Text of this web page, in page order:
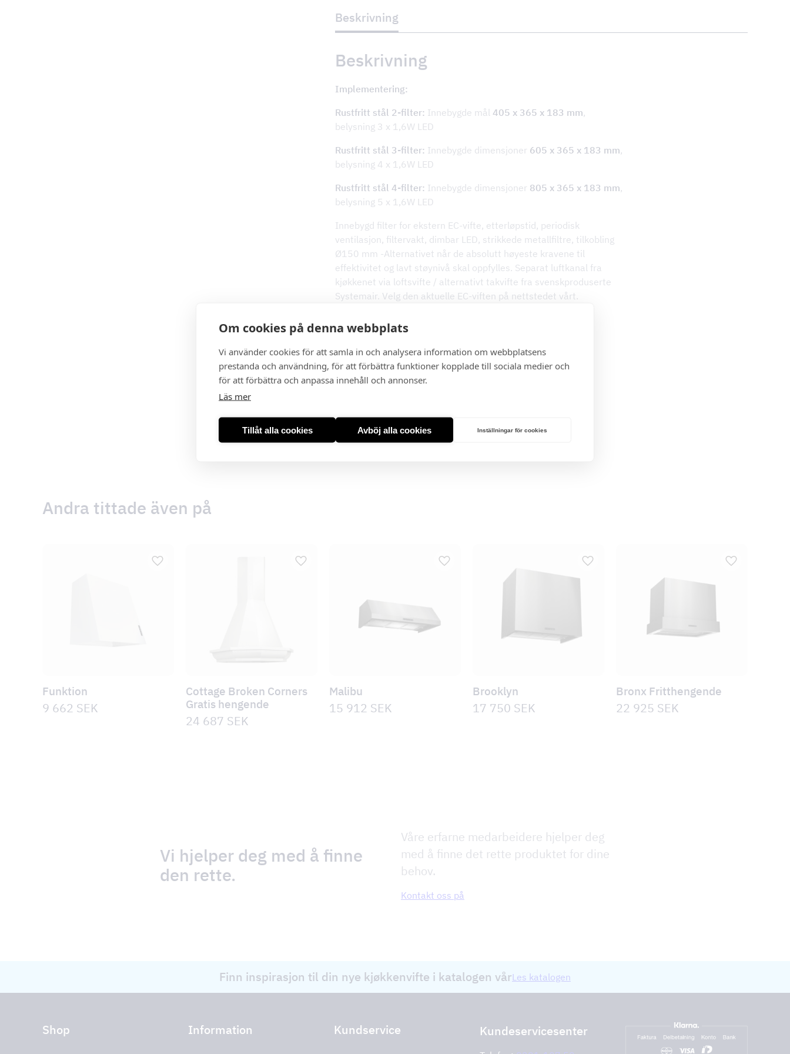
Om cookies på denna webbplats
Vi använder cookies för att samla in och analysera information om webbplatsens
prestanda och användning, för att förbättra funktioner kopplade till sociala medier och
för att förbättra och anpassa innehåll och annonser.
Läs mer
Tillåt alla cookies Avböj alla cookies Inställningar för cookies
på
tak,
vegg,
antall
Beskrivning
Beskrivning
Implementering:
Rustfritt stål 2-filter: Innebygde mål 405 x 365 x 183 mm,
belysning 3 x 1,6W LED
Rustfritt stål 3-filter: Innebygde dimensjoner 605 x 365 x 183 mm,
belysning 4 x 1,6W LED
Rustfritt stål 4-filter: Innebygde dimensjoner 805 x 365 x 183 mm,
belysning 5 x 1,6W LED
Innebygd filter for ekstern EC-vifte, etterløpstid, periodisk
ventilasjon, filtervakt, dimbar LED, strikkede metallfiltre, tilkobling
Ø150 mm -Alternativet når de absolutt høyeste kravene til
effektivitet og lavt støynivå skal oppfylles. Separat luftkanal fra
kjøkkenet via loftsvifte / alternativt takvifte fra svenskproduserte
Systemair. Velg den aktuelle EC-viften på nettstedet vårt.
Spesifikasjon
Innebygd filter for ekstern EC-vifte
Fem forskjellige størrelser
Rustfri design
Andra tittade även på
Funktion
9 662 SEK
Cottage Broken Corners
Gratis hengende
24 687 SEK
Malibu
15 912 SEK
Brooklyn
17 750 SEK
Bronx Fritthengende
22 925 SEK
Vi hjelper deg med å finne
den rette.
Våre erfarne medarbeidere hjelper deg
med å finne det rette produktet for dine
behov.
Kontakt oss på
Finn inspirasjon til din nye kjøkkenvifte i katalogen vårLes katalogen
Shop Information Kundservice Kundeservicesenter